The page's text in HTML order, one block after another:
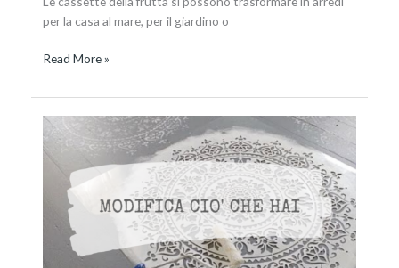
per la casa al mare, per il giardino o
Read More »
La
trasformazione